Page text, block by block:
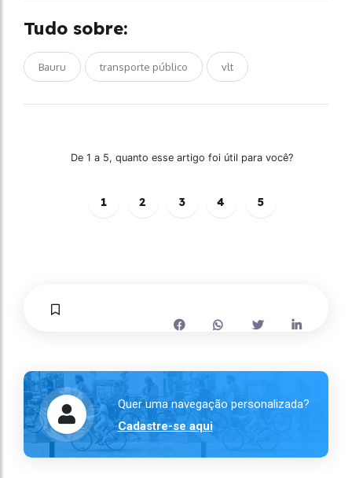
Tudo sobre:
Bauru transporte público vlt
De 1 a 5, quanto esse artigo foi útil para você?
1 2 3 4 5
Quer uma navegação personalizada?
Cadastre-se aqui